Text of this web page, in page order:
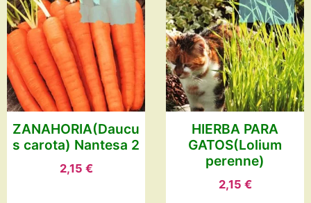
ZANAHORIA(Daucu
s carota) Nantesa 2
2,15 €
HIERBA PARA
GATOS(Lolium
perenne)
2,15 €